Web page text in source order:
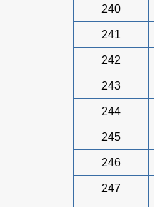
240
241
242
243
244
245
246
247